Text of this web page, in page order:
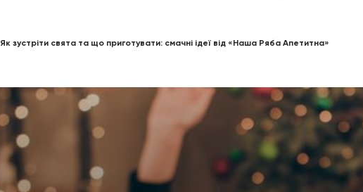
Як зустріти свята та що приготувати: смачні ідеї від «Наша Ряба Апетитна»